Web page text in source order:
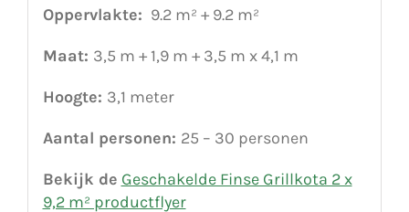
Oppervlakte: 9.2 m² + 9.2 m²
Maat: 3,5 m + 1,9 m + 3,5 m x 4,1 m
Hoogte: 3,1 meter
Aantal personen: 25 – 30 personen
Bekijk de Geschakelde Finse Grillkota 2 x
9,2 m² productflyer